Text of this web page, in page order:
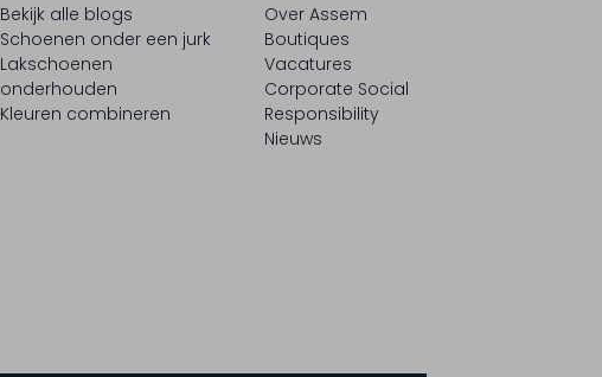
Bekijk alle blogs
Schoenen onder een jurk
Lakschoenen
onderhouden
Kleuren combineren
Over Assem
Boutiques
Vacatures
Corporate Social
Responsibility
Nieuws